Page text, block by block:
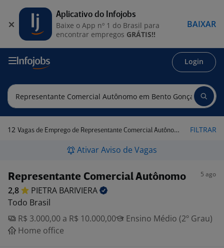
Login
12 Vagas de Emprego de Representante Comercial Autônomo em Bento Gonçalves - RS FILTRAR
Ativar Aviso de Vagas
Representante Comercial Autônomo 5 ago
2,8 PIETRA BARIVIERA
Todo Brasil
R$ 3.000,00 a R$ 10.000,00
Ensino Médio (2º Grau)
Home office
Aplicativo do Infojobs
Baixe o App nº 1 do Brasil para
encontrar empregos GRÁTIS!!
BAIXAR